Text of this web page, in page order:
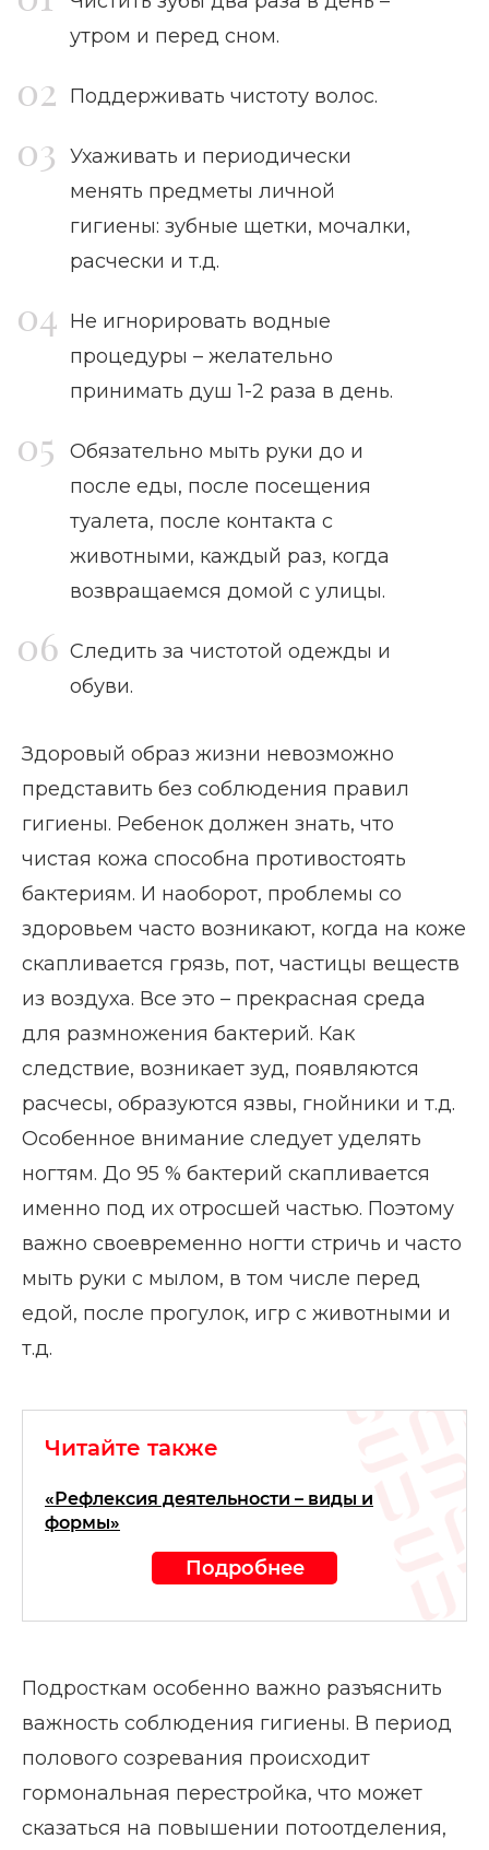
утром и перед сном.
Поддерживать чистоту волос.
Ухаживать и периодически
менять предметы личной
гигиены: зубные щетки, мочалки,
расчески и т.д.
Не игнорировать водные
процедуры – желательно
принимать душ 1-2 раза в день.
Обязательно мыть руки до и
после еды, после посещения
туалета, после контакта с
животными, каждый раз, когда
возвращаемся домой с улицы.
Следить за чистотой одежды и
обуви.
Здоровый образ жизни невозможно
представить без соблюдения правил
гигиены. Ребенок должен знать, что
чистая кожа способна противостоять
бактериям. И наоборот, проблемы со
здоровьем часто возникают, когда на коже
скапливается грязь, пот, частицы веществ
из воздуха. Все это – прекрасная среда
для размножения бактерий. Как
следствие, возникает зуд, появляются
расчесы, образуются язвы, гнойники и т.д.
Особенное внимание следует уделять
ногтям. До 95 % бактерий скапливается
именно под их отросшей частью. Поэтому
важно своевременно ногти стричь и часто
мыть руки с мылом, в том числе перед
едой, после прогулок, игр с животными и
т.д.
Читайте также
«Рефлексия деятельности – виды и
формы»
Подробнее
Подросткам особенно важно разъяснить
важность соблюдения гигиены. В период
полового созревания происходит
гормональная перестройка, что может
сказаться на повышении потоотделения,